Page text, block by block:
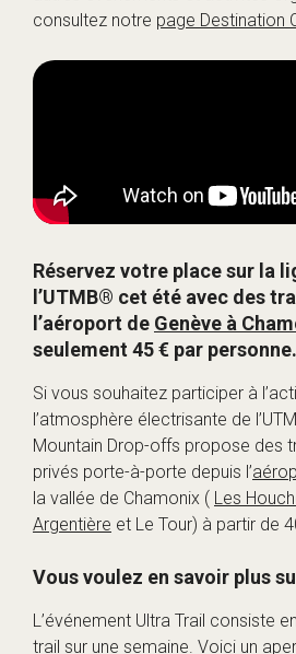
consultez notre page Destination
Réservez votre place sur la
l’UTMB® cet été avec des
l’aéroport de Genève à
seulement 45 € par personne.
Si vous souhaitez participer à
l’atmosphère électrisante de
Mountain Drop-offs propose des
privés porte-à-porte depuis l’
la vallée de Chamonix ( Les
Argentière et Le Tour) à partir de
Vous voulez en savoir plus
L’événement Ultra Trail consiste
trail sur une semaine. Voici un